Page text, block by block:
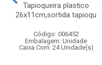
Tapioqueira plastico
26x11cm,sortida tapioqu
Código: 006452
Embalagem: Unidade
Caixa Com: 24 Unidade(s)